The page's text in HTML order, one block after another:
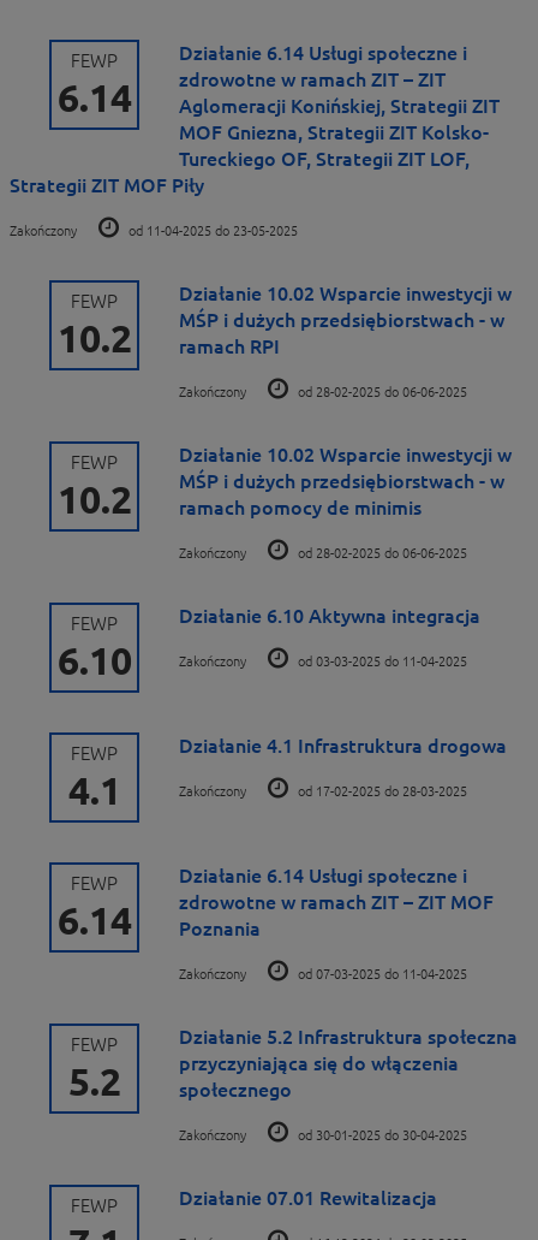
FEWP
6.14
Działanie 6.14 Usługi społeczne i
zdrowotne w ramach ZIT – ZIT
Aglomeracji Konińskiej, Strategii ZIT
MOF Gniezna, Strategii ZIT Kolsko-
Tureckiego OF, Strategii ZIT LOF,
Strategii ZIT MOF Piły
Zakończony od 11-04-2025 do 23-05-2025
FEWP
10.2
Działanie 10.02 Wsparcie inwestycji w
MŚP i dużych przedsiębiorstwach - w
ramach RPI
Zakończony od 28-02-2025 do 06-06-2025
FEWP
10.2
Działanie 10.02 Wsparcie inwestycji w
MŚP i dużych przedsiębiorstwach - w
ramach pomocy de minimis
Zakończony od 28-02-2025 do 06-06-2025
FEWP
6.10
Działanie 6.10 Aktywna integracja
Zakończony od 03-03-2025 do 11-04-2025
FEWP
4.1
Działanie 4.1 Infrastruktura drogowa
Zakończony od 17-02-2025 do 28-03-2025
FEWP
6.14
Działanie 6.14 Usługi społeczne i
zdrowotne w ramach ZIT – ZIT MOF
Poznania
Zakończony od 07-03-2025 do 11-04-2025
FEWP
5.2
Działanie 5.2 Infrastruktura społeczna
przyczyniająca się do włączenia
społecznego
Zakończony od 30-01-2025 do 30-04-2025
FEWP Działanie 07.01 Rewitalizacja